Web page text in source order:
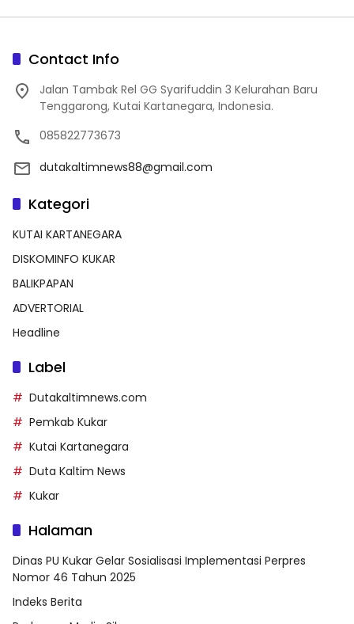
Contact Info
Jalan Tambak Rel GG Syarifuddin 3 Kelurahan Baru
Tenggarong, Kutai Kartanegara, Indonesia.
085822773673
dutakaltimnews88@gmail.com
Kategori
KUTAI KARTANEGARA
DISKOMINFO KUKAR
BALIKPAPAN
ADVERTORIAL
Headline
Label
Dutakaltimnews.com
Pemkab Kukar
Kutai Kartanegara
Duta Kaltim News
Kukar
Halaman
Dinas PU Kukar Gelar Sosialisasi Implementasi Perpres
Nomor 46 Tahun 2025
Indeks Berita